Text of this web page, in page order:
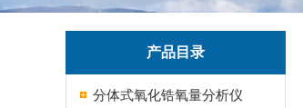
产品目录
分体式氧化锆氧量分析仪